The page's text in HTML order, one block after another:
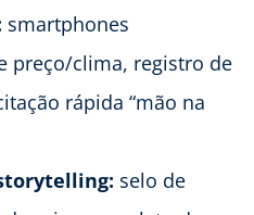
smartphones
preço/clima, registro de
rápida “mão na
selo de